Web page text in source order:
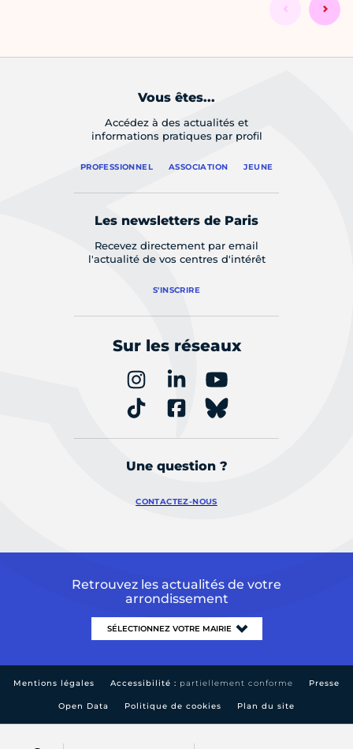
Vous êtes...
Accédez à des actualités et
informations pratiques par profil
PROFESSIONNEL ASSOCIATION JEUNE
Les newsletters de Paris
Recevez directement par email
l'actualité de vos centres d'intérêt
S'INSCRIRE
Sur les réseaux
Une question ?
CONTACTEZ-NOUS
Retrouvez les actualités de votre
arrondissement
Mentions légales Accessibilité : partiellement conforme Presse
Open Data Politique de cookies Plan du site